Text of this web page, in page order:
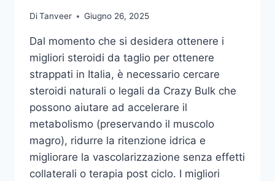
DiTanveer Giugno 26, 2025
Dal momento che si desidera ottenere i
migliori steroidi da taglio per ottenere
strappati in Italia, è necessario cercare
steroidi naturali o legali da Crazy Bulk che
possono aiutare ad accelerare il
metabolismo (preservando il muscolo
magro), ridurre la ritenzione idrica e
migliorare la vascolarizzazione senza effetti
collaterali o terapia post ciclo. I migliori